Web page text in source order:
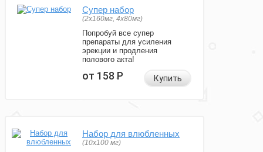
Супер набор
(2х160мг, 4х80мг)
Попробуй все супер
препараты для усиления
эрекции и продления
полового акта!
от 158Р Купить
Набор для влюбленных
(10х100 мг)